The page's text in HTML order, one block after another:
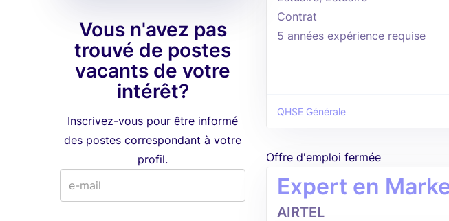
Vous n'avez pas
trouvé de postes
vacants de votre
intérêt?
Inscrivez-vous pour être informé
des postes correspondant à votre
profil.
Contrat
5 années expérience requise
QHSE Générale
Offre d'emploi fermée
Expert en
AIRTEL